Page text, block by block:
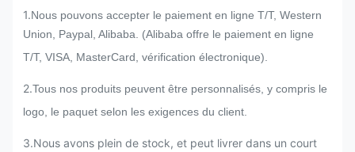
1.Nous pouvons accepter le paiement en ligne T/T, Western
Union, Paypal, Alibaba. (Alibaba offre le paiement en ligne
T/T, VISA, MasterCard, vérification électronique).
2.Tous nos produits peuvent être personnalisés, y compris le
logo, le paquet selon les exigences du client.
3.Nous avons plein de stock, et peut livrer dans un court